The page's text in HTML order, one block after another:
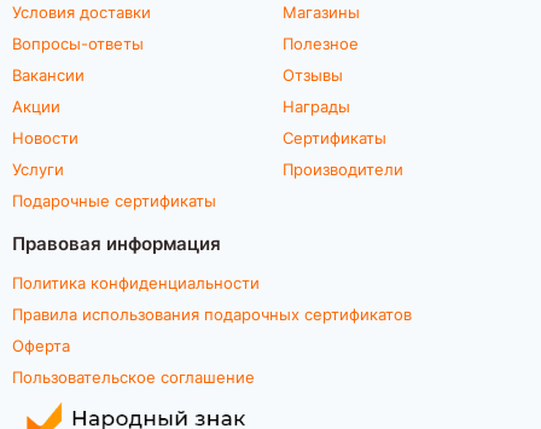
Условия доставки
Вопросы-ответы
Вакансии
Акции
Новости
Услуги
Подарочные сертификаты
Магазины
Полезное
Отзывы
Награды
Сертификаты
Производители
Правовая информация
Политика конфиденциальности
Правила использования подарочных сертификатов
Оферта
Пользовательское соглашение